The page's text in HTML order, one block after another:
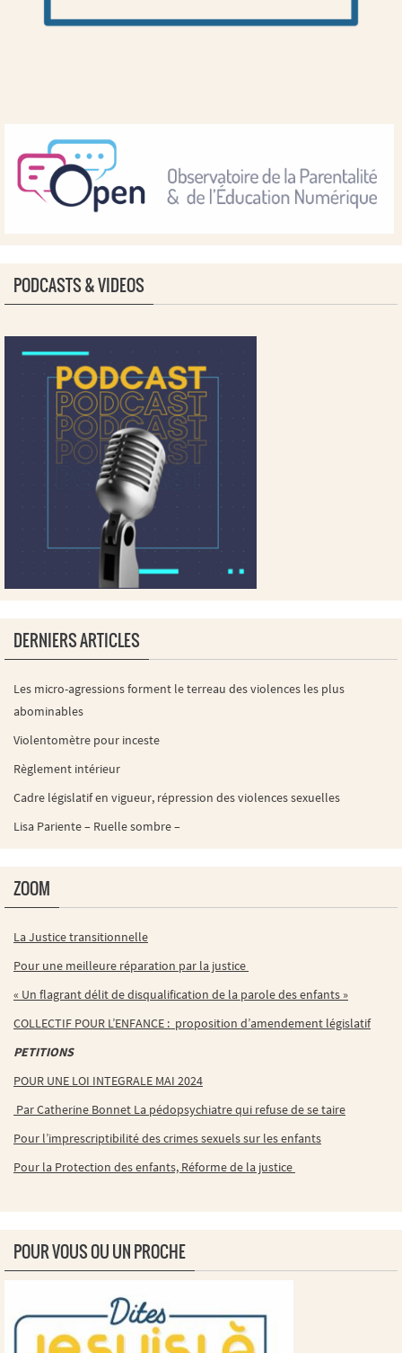
PODCASTS & VIDEOS
DERNIERS ARTICLES
Les micro-agressions forment le terreau des violences les plus
abominables
Violentomètre pour inceste
Règlement intérieur
Cadre législatif en vigueur, répression des violences sexuelles
Lisa Pariente – Ruelle sombre –
ZOOM
La Justice transitionnelle
Pour une meilleure réparation par la justice
« Un flagrant délit de disqualification de la parole des enfants »
COLLECTIF POUR L’ENFANCE : proposition d’amendement législatif
PETITIONS
POUR UNE LOI INTEGRALE MAI 2024
Par Catherine Bonnet La pédopsychiatre qui refuse de se taire
Pour l’imprescriptibilité des crimes sexuels sur les enfants
Pour la Protection des enfants, Réforme de la justice
POUR VOUS OU UN PROCHE